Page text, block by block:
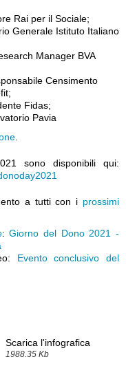
Rai per il Sociale;
Generale Istituto Italiano
Manager BVA
Censimento
Fidas;
Pavia
sono disponibili qui:
a tutti con i prossimi
:Giorno del Dono 2021 -
Evento conclusivo del
Scarica l'infografica
1988.35 Kb